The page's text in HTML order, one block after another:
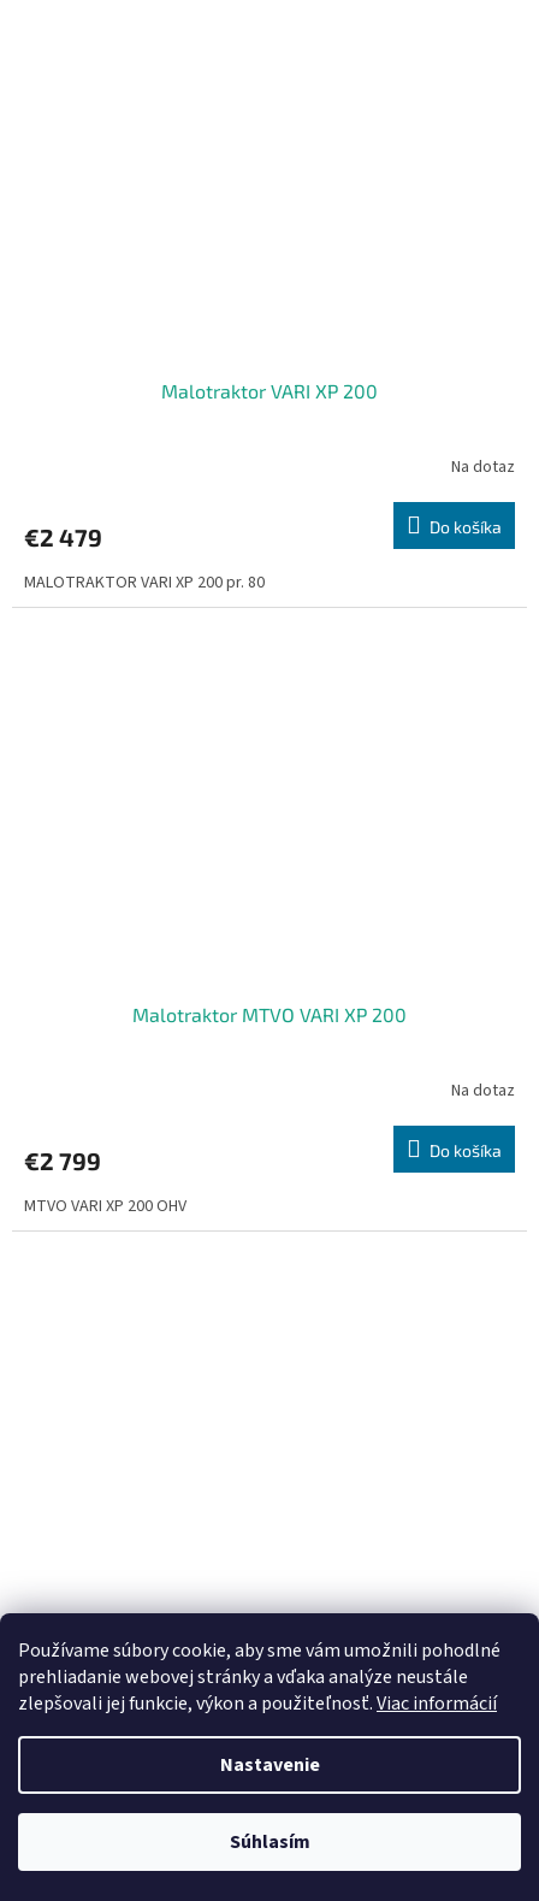
Používame súbory cookie, aby sme vám umožnili pohodlné
prehliadanie webovej stránky a vďaka analýze neustále
zlepšovali jej funkcie, výkon a použiteľnosť.Viac informácií
Nastavenie
Súhlasím
Malotraktor VARI XP 200
Na dotaz
€2 479 Do košíka
MALOTRAKTOR VARI XP 200 pr. 80
Malotraktor MTVO VARI XP 200
Na dotaz
€2 799 Do košíka
MTVO VARI XP 200 OHV
Malotraktor VARI Kohler Command PRO CV224
Na dotaz
MTVO VARI KOHLER COMMAND PRO CV224